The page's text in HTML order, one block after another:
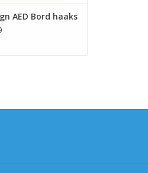
AED Bord haaks